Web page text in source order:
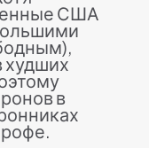
США
худших
в